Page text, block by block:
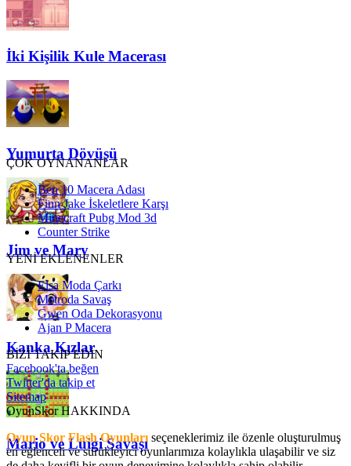
İki Kişilik Kule Macerası
Yumurta Dövüşü
Jim ve Mary
Kanka Kızlar
Mario ve Luigi Savaşı
ÇOK OYNANANLAR
Ben 10 Macera Adası
Finn Jake İskeletlere Karşı
Minecraft Pubg Mod 3d
Counter Strike
YENİ EKLENENLER
Elsa Moda Çarkı
Metroda Savaş
Gwen Oda Dekorasyonu
Ajan P Macera
BİZİ TAKİP EDİN
Facebook'ta beğen
Twitter'da takip et
Sitemap
OyunSkor HAKKINDA
Oyun Skor Flash Oyunları seçeneklerimiz ile özenle oluşturulmuş
en eğlenceli ve sürükleyici oyunlarımıza kolaylıkla ulaşabilir ve siz